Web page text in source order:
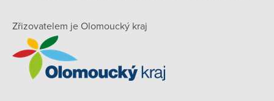
Zřizovatelem je Olomoucký kraj